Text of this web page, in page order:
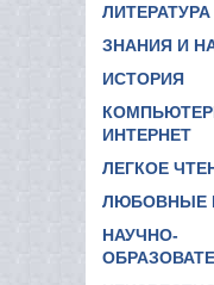
ЛИТЕРАТУРА
ЗНАНИЯ И
ИСТОРИЯ
ИНТЕРНЕТ
ЛЕГКОЕ
ЛЮБОВНЫЕ
НАУЧНО-